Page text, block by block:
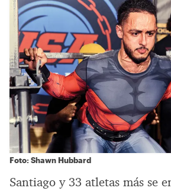
Foto: Shawn Hubbard
Santiago y 33 atletas más se